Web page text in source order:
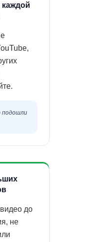
каждой
подошли
до
не